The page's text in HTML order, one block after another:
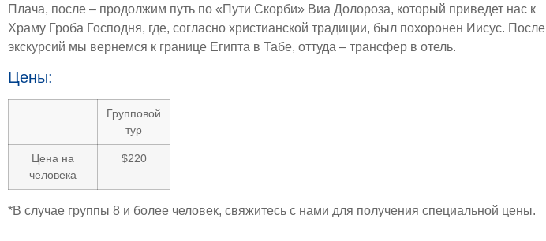
Плача, после – продолжим путь по «Пути Скорби» Виа Долороза, который приведет нас к
Храму Гроба Господня, где, согласно христианской традиции, был похоронен Иисус. После
экскурсий мы вернемся к границе Египта в Табе, оттуда – трансфер в отель.
Цены:
Групповой
тур
Цена на
человека
$220
*В случае группы 8 и более человек, свяжитесь с нами для получения специальной цены.